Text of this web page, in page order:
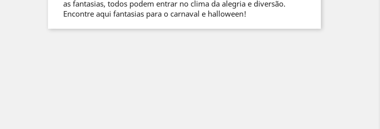
as fantasias, todos podem entrar no clima da alegria e diversão.
Encontre aqui fantasias para o carnaval e halloween!